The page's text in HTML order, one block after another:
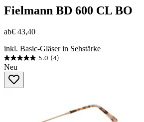
Fielmann BD 600 CL BO
ab€ 43,40
inkl. Basic-Gläser in Sehstärke
5.0 (4)
5.0
von
Sternen.
Neu